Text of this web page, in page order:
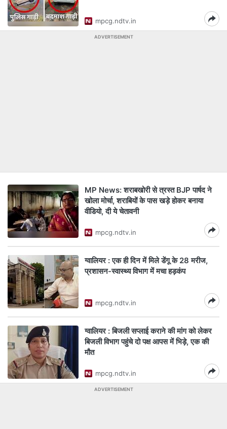
mpcg.ndtv.in
ADVERTISEMENT
MP News: शराबखोरी से त्रस्त BJP पार्षद ने
खोला मोर्चा, शराबियों के पास खड़े होकर बनाया
वीडियो, दी ये चेतावनी
mpcg.ndtv.in
ग्वालियर : एक ही दिन में मिले डेंगू के 28 मरीज,
प्रशासन-स्वास्थ्य विभाग में मचा हड़कंप
mpcg.ndtv.in
ग्वालियर : बिजली सप्लाई कराने की मांग को लेकर
बिजली विभाग पहुंचे दो पक्ष आपस में भिड़े, एक की
मौत
mpcg.ndtv.in
ADVERTISEMENT